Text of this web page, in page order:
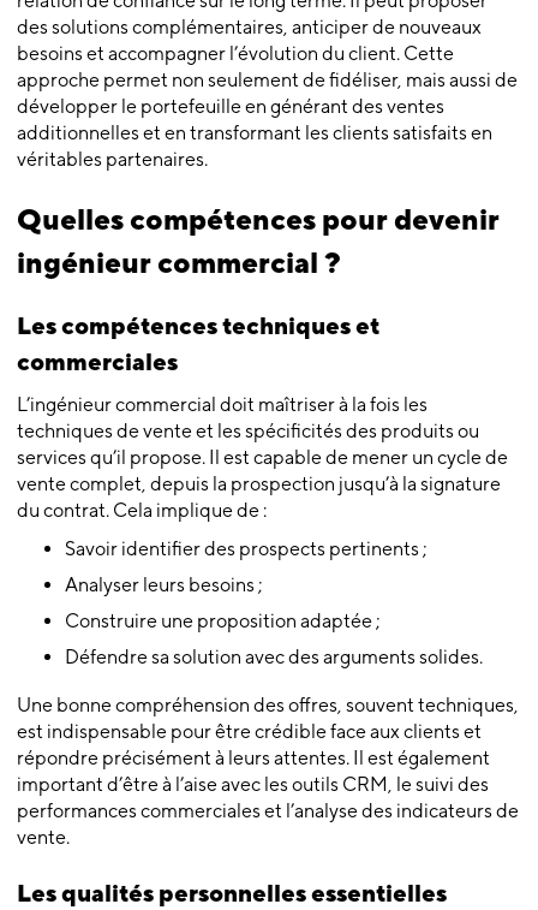
des solutions complémentaires, anticiper de nouveaux
besoins et accompagner l’évolution du client. Cette
approche permet non seulement de fidéliser, mais aussi de
développer le portefeuille en générant des ventes
additionnelles et en transformant les clients satisfaits en
véritables partenaires.
Quelles compétences pour devenir
ingénieur commercial ?
Les compétences techniques et
commerciales
L’ingénieur commercial doit maîtriser à la fois les
techniques de vente et les spécificités des produits ou
services qu’il propose. Il est capable de mener un cycle de
vente complet, depuis la prospection jusqu’à la signature
du contrat. Cela implique de :
Savoir identifier des prospects pertinents ;
Analyser leurs besoins ;
Construire une proposition adaptée ;
Défendre sa solution avec des arguments solides.
Une bonne compréhension des offres, souvent techniques,
est indispensable pour être crédible face aux clients et
répondre précisément à leurs attentes. Il est également
important d’être à l’aise avec les outils CRM, le suivi des
performances commerciales et l’analyse des indicateurs de
vente.
Les qualités personnelles essentielles